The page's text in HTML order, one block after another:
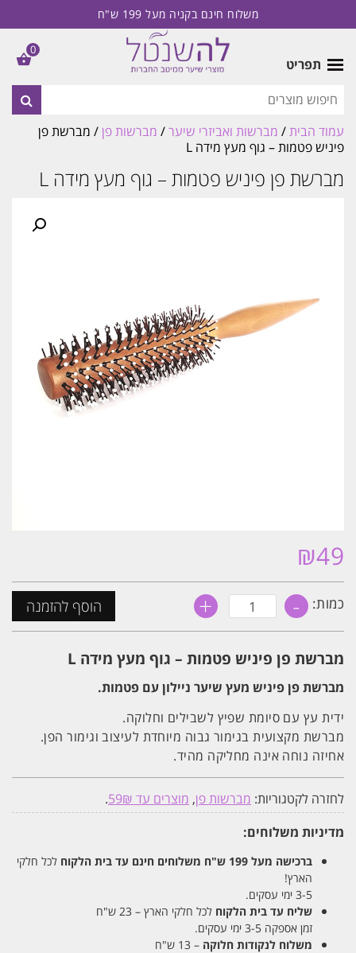
משלוח חינם בקניה מעל 199 ש"ח
תפריט
עמוד הבית/ מברשות ואביזרי שיער/ מברשות פן/ מברשת פן
פיניש פטמות – גוף מעץ מידה L
מברשת פן פיניש פטמות – גוף מעץ מידה L
₪49
כמות: - כמות
של
פיניש
פטמות
גוף
מידה
L
+ הוסף להזמנה
מברשת פן פיניש פטמות – גוף מעץ מידה L
מברשת פן פיניש מעץ שיער ניילון עם פטמות.
ידית עץ עם סיומת שפיץ לשבילים וחלוקה.
מברשת מקצועית בגימור גבוה מיוחדת לעיצוב וגימור הפן.
אחיזה נוחה אינה מחליקה מהיד.
לחזרה לקטגוריות: מברשות פן, מוצרים עד 59₪
.
מדיניות משלוחים:
ברכישה מעל 199 ש"ח משלוחים חינם עד בית הלקוח לכל חלקי
הארץ!
3-5 ימי עסקים.
שליח עד בית הלקוח לכל חלקי הארץ – 23 ש"ח
זמן אספקה 3-5 ימי עסקים.
משלוח לנקודות חלוקה – 13 ש"ח
0